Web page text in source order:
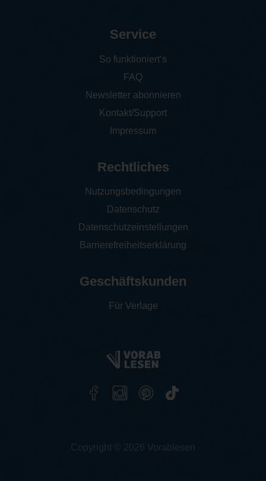
Service
So funktioniert‘s
FAQ
Newsletter abonnieren
Kontakt/Support
Impressum
Rechtliches
Nutzungsbedingungen
Datenschutz
Datenschutzeinstellungen
Barrierefreiheitserklärung
Geschäftskunden
Für Verlage
Copyright © 2026 Vorablesen